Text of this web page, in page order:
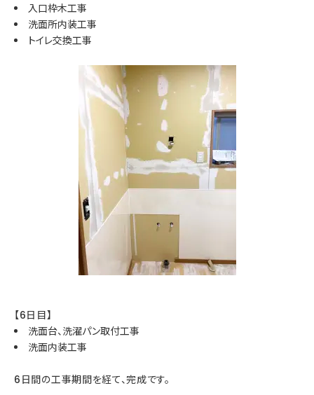
入口枠木工事
洗面所内装工事
トイレ交換工事
【6日目】
洗面台、洗濯パン取付工事
洗面内装工事
6日間の工事期間を経て、完成です。